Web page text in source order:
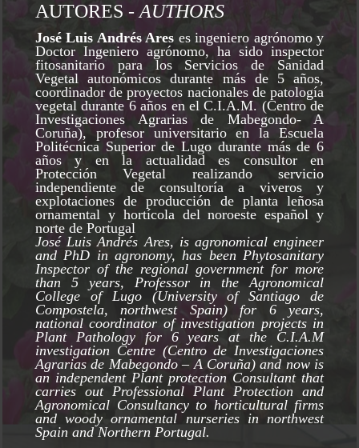
AUTORES - AUTHORS
José Luis Andrés Ares es ingeniero agrónomo y
Doctor Ingeniero agrónomo, ha sido inspector
fitosanitario para los Servicios de Sanidad
Vegetal autonómicos durante más de 5 años,
coordinador de proyectos nacionales de patología
vegetal durante 6 años en el C.I.A.M. (Centro de
Investigaciones Agrarias de Mabegondo- A
Coruña), profesor universitario en la Escuela
Politécnica Superior de Lugo durante más de 6
años y en la actualidad es consultor en
Protección Vegetal realizando servicio
independiente de consultoría a viveros y
explotaciones de producción de planta leñosa
ornamental y hortícola del noroeste español y
norte de Portugal
José Luis Andrés Ares, is agronomical engineer
and PhD in agronomy, has been Phytosanitary
Inspector of the regional government for more
than 5 years, Professor in the Agronomical
College of Lugo (University of Santiago de
Compostela, northwest Spain) for 6 years,
national coordinator of investigation projects in
Plant Pathology for 6 years at the C.I.A.M
investigation Centre (Centro de Investigaciones
Agrarias de Mabegondo – A Coruña) and now is
an independent Plant protection Consultant that
carries out Professional Plant Protection and
Agronomical Consultancy to horticultural firms
and woody ornamental nurseries in northwest
Spain and Northern Portugal.